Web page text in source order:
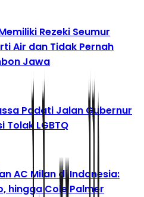
Rezeki Seumur
Air dan Tidak Pernah
Jawa
Padati Jalan Gubernur
Tolak LGBTQ
AC Milan di Indonesia:
hingga Cole Palmer